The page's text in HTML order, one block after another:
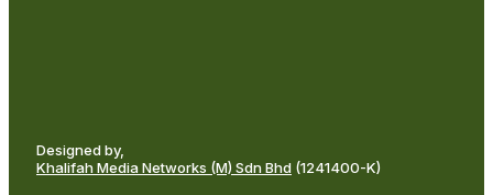
Designed by,
Khalifah Media Networks (M) Sdn Bhd (1241400-K)